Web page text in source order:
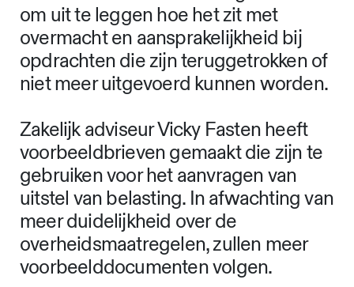
om uit te leggen hoe het zit met
overmacht en aansprakelijkheid bij
opdrachten die zijn teruggetrokken of
niet meer uitgevoerd kunnen worden.
Zakelijk adviseur Vicky Fasten heeft
voorbeeldbrieven gemaakt die zijn te
gebruiken voor het aanvragen van
uitstel van belasting. In afwachting van
meer duidelijkheid over de
overheidsmaatregelen, zullen meer
voorbeelddocumenten volgen.